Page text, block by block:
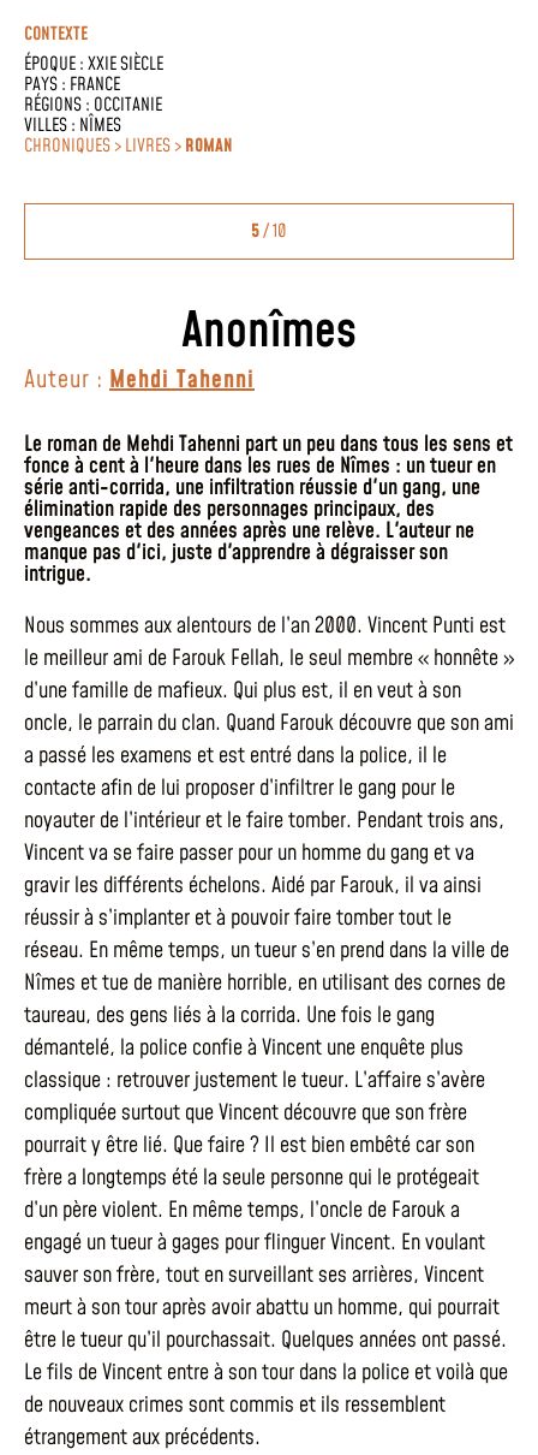
CONTEXTE
ÉPOQUE :XXIE SIÈCLE
PAYS : FRANCE
RÉGIONS : OCCITANIE
VILLES : NÎMES
CHRONIQUES > LIVRES >ROMAN
5/ 10
Anonîmes
Auteur : Mehdi Tahenni
Le roman de Mehdi Tahenni part un peu dans tous les sens et
fonce à cent à l'heure dans les rues de Nîmes : un tueur en
série anti-corrida, une infiltration réussie d'un gang, une
élimination rapide des personnages principaux, des
vengeances et des années après une relève. L'auteur ne
manque pas d'ici, juste d'apprendre à dégraisser son
intrigue.
Nous sommes aux alentours de l’an 2000. Vincent Punti est
le meilleur ami de Farouk Fellah, le seul membre « honnête »
d’une famille de mafieux. Qui plus est, il en veut à son
oncle, le parrain du clan. Quand Farouk découvre que son ami
a passé les examens et est entré dans la police, il le
contacte afin de lui proposer d’infiltrer le gang pour le
noyauter de l’intérieur et le faire tomber. Pendant trois ans,
Vincent va se faire passer pour un homme du gang et va
gravir les différents échelons. Aidé par Farouk, il va ainsi
réussir à s’implanter et à pouvoir faire tomber tout le
réseau. En même temps, un tueur s’en prend dans la ville de
Nîmes et tue de manière horrible, en utilisant des cornes de
taureau, des gens liés à la corrida. Une fois le gang
démantelé, la police confie à Vincent une enquête plus
classique : retrouver justement le tueur. L’affaire s’avère
compliquée surtout que Vincent découvre que son frère
pourrait y être lié. Que faire ? Il est bien embêté car son
frère a longtemps été la seule personne qui le protégeait
d’un père violent. En même temps, l’oncle de Farouk a
engagé un tueur à gages pour flinguer Vincent. En voulant
sauver son frère, tout en surveillant ses arrières, Vincent
meurt à son tour après avoir abattu un homme, qui pourrait
être le tueur qu’il pourchassait. Quelques années ont passé.
Le fils de Vincent entre à son tour dans la police et voilà que
de nouveaux crimes sont commis et ils ressemblent
étrangement aux précédents.